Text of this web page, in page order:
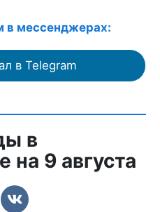
в мессенджерах:
в Telegram
в
9 августа